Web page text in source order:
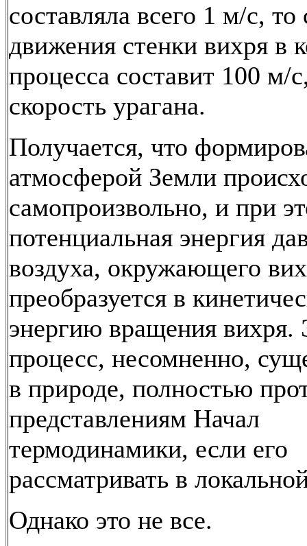
составляла всего 1 м/с, то
движения стенки вихря в
процесса составит 100 м/
скорость урагана.
Получается, что
атмосферой Земли
самопроизвольно, и при
потенциальная энергия
воздуха, окружающего
преобразуется в
энергию вращения вихря.
процесс, несомненно,
в природе, полностью
представлениям Начал
термодинамики, если его
рассматривать в
Однако это не все.